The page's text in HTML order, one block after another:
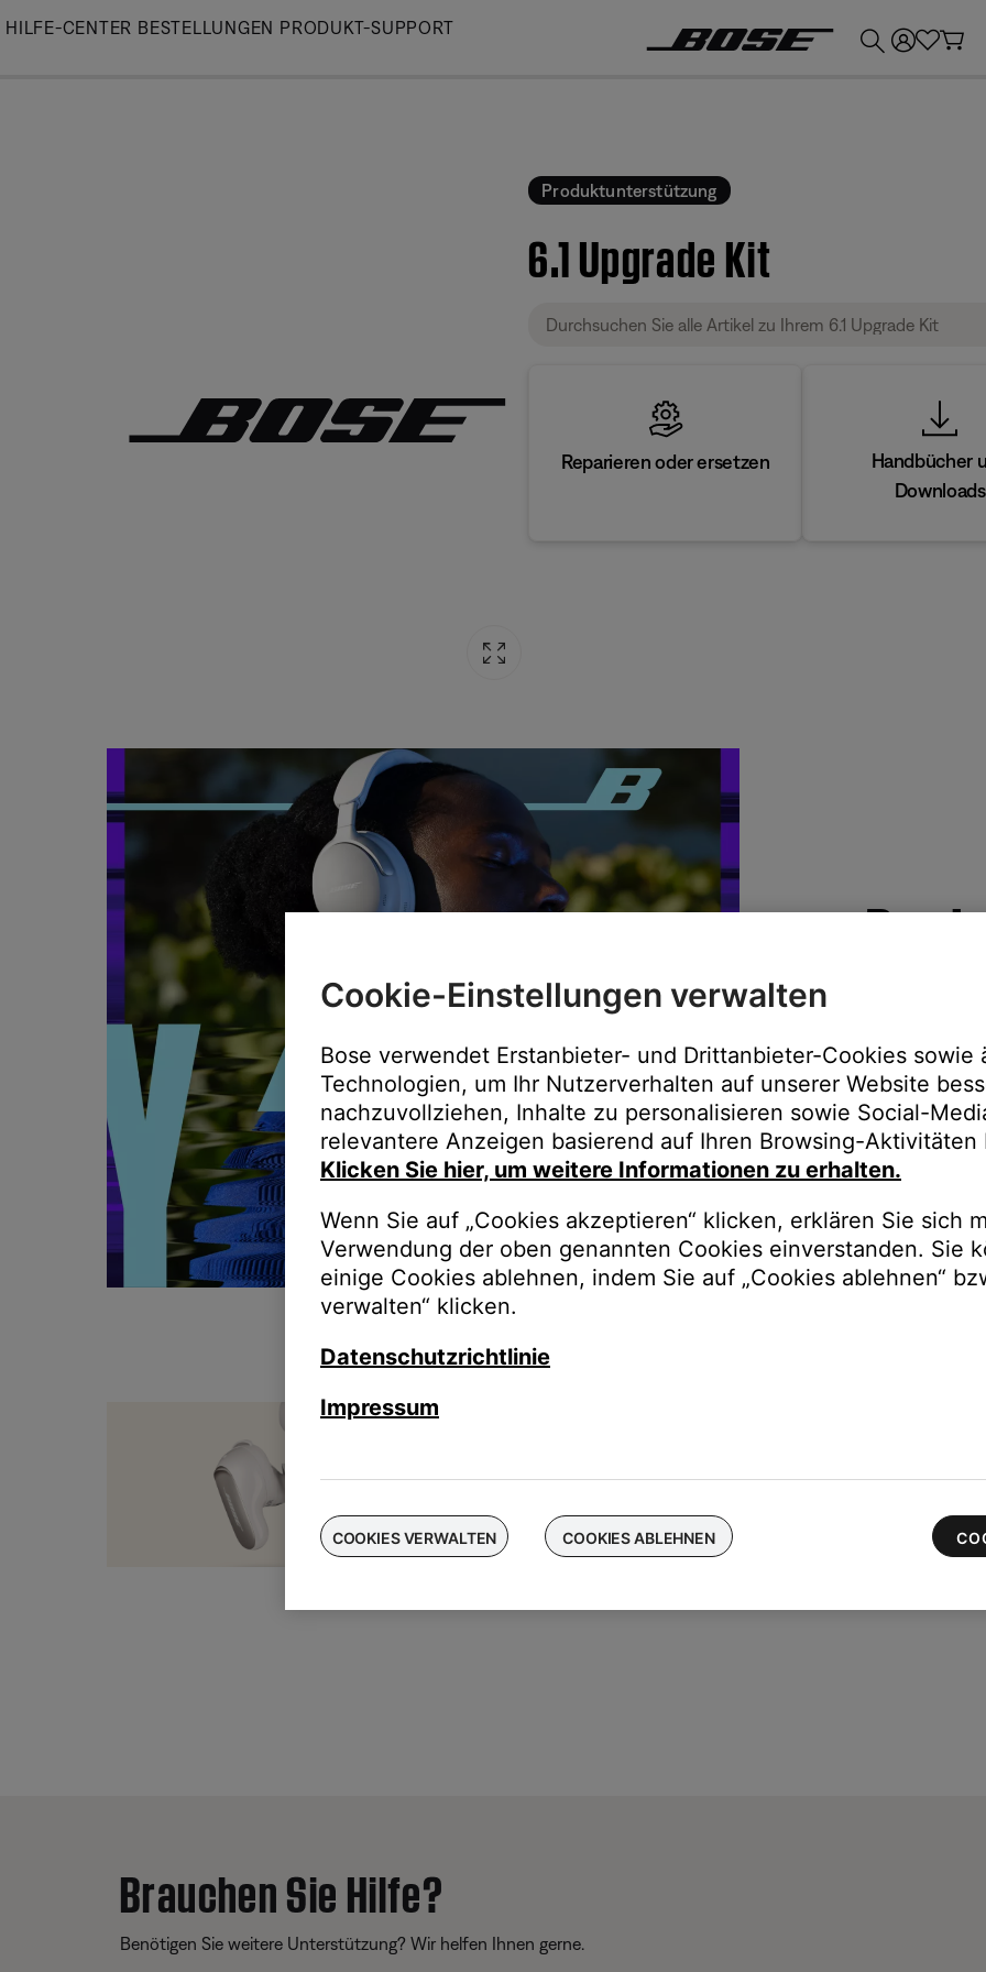
Skip
HILFE-CENTER BESTELLUNGEN PRODUKT-SUPPORT
Produktunterstützung
6.1 Upgrade Kit
Reparieren oder ersetzen
Handbücher
Downloads
Immer der
Upgrades,
Bestellungen
für die neuesten QuietComfort Ultra-Ohrhörer
Brauchen Sie Hilfe?
Benötigen Sie weitere Unterstützung? Wir helfen Ihnen gerne.
Cookie-Einstellungen verwalten
Bose verwendet Erstanbieter- und Drittanbieter-Cookies sowie
Technologien, um Ihr Nutzerverhalten auf unserer Website
nachzuvollziehen, Inhalte zu personalisieren sowie Social-
relevantere Anzeigen basierend auf Ihren Browsing-Aktivitäten
Klicken Sie hier, um weitere Informationen zu erhalten.
Wenn Sie auf „Cookies akzeptieren“ klicken, erklären Sie sich
Verwendung der oben genannten Cookies einverstanden. Sie
einige Cookies ablehnen, indem Sie auf „Cookies ablehnen“
verwalten“ klicken.
Datenschutzrichtlinie
Impressum
COOKIES VERWALTEN COOKIES ABLEHNEN